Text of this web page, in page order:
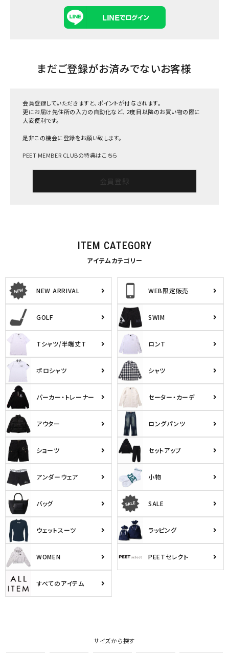
まだご登録がお済みでないお客様
会員登録していただきますと、ポイントが付与されます。
更にお届け先住所の入力の自動化など、２度目以降のお買い物の際に
大変便利です。
是非この機会に登録をお願い致します。
PEET MEMBER CLUBの特典はこちら
会員登録
ITEM CATEGORY
アイテムカテゴリー
NEW ARRIVAL WEB限定販売
GOLF SWIM
Tシャツ/半端丈T ロンT
ポロシャツ シャツ
パーカー・トレーナー セーター・カーデ
アウター ロングパンツ
ショーツ セットアップ
アンダーウェア 小物
バッグ SALE
ウェットスーツ ラッピング
WOMEN PEETセレクト
すべてのアイテム
サイズから探す